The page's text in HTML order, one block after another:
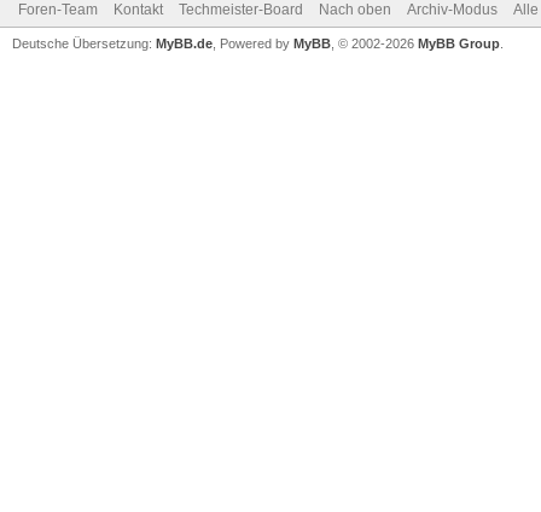
Foren-Team Kontakt Techmeister-Board Nach oben Archiv-Modus Alle
Deutsche Übersetzung: MyBB.de , Powered by MyBB , © 2002-2026 MyBB Group